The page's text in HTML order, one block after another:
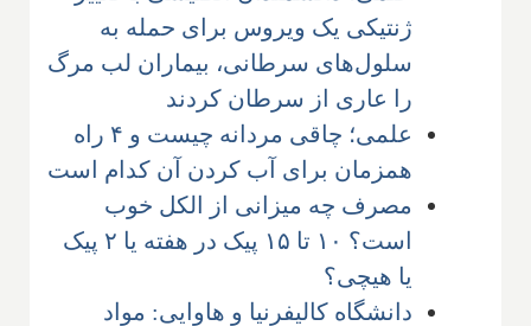
ژنتیکی یک ویروس برای حمله به
سلول‌های سرطانی، بیماران لب مرگ
را عاری از سرطان کردند
علمی؛ چاقی مردانه چیست و ۴ راه
همزمان برای آب کردن آن کدام است
مصرف چه میزانی از الکل خوب
است؟ ۱۰ تا ۱۵ پیک در هفته یا ۲ پیک
یا هیچی؟
دانشگاه کالیفرنیا و هاوایی: مواد